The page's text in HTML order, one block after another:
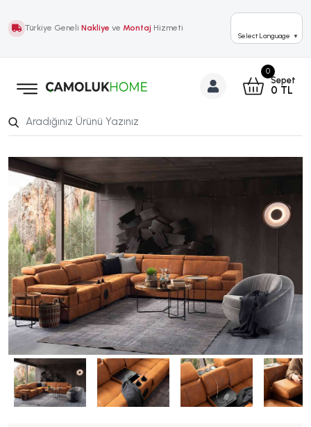
Türkiye Geneli Nakliye ve Montaj Hizmeti
Select Language ▼
0
Sepet
0 TL